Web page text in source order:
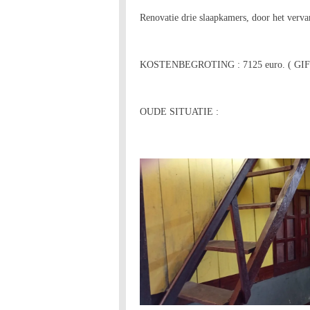
Renovatie drie slaapkamers, door het
KOSTENBEGROTING : 7125 euro. (
OUDE SITUATIE :